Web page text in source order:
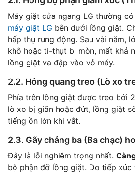
Máy giặt cửa ngang LG thường
máy giặt LG bên dưới lồng giặt.
hấp thụ rung động. Sau vài năm,
khô hoặc ti-thụt bị mòn, mất khả
lồng giặt va đập vào vỏ máy.
2.2. Hỏng quang treo (Lò xo
Phía trên lồng giặt được treo bởi
lò xo bị giãn hoặc đứt, lồng giặt
tiếng ồn lớn khi vắt.
2.3. Gãy chảng ba (Ba chạc)
Đây là lỗi nghiêm trọng nhất.
bộ phận đỡ lồng giặt. Do tiếp xúc